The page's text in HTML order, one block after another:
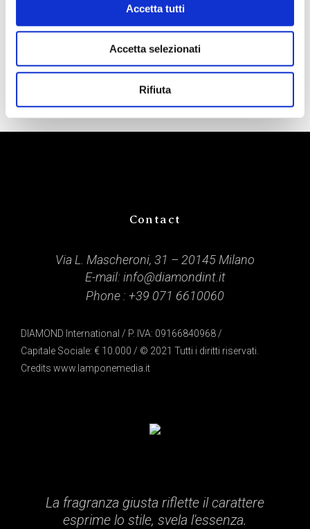
Accetta tutti
Accetta selezionati
Rifiuta
RITUENA | INEBRIANTE
MARRAKECH BODY LOTION
Contact
Via L. Mascheroni, 31 – 20145 Milano
E-mail: info@diamondint.it
Phone : +39 071 6610060
DIAMOND International / P. IVA: 09166840968 /
Capitale Sociale: € 10.000 / © 2021 Tutti i diritti riservati.
Credits www.lamponemedia.it
La fragranza giusta riflette il carattere
esprime lo stile, svela l'essenza.